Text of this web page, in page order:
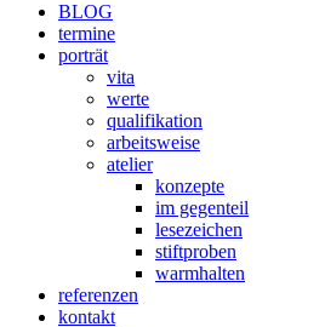
BLOG
termine
porträt
vita
werte
qualifikation
arbeitsweise
atelier
konzepte
im gegenteil
lesezeichen
stiftproben
warmhalten
referenzen
kontakt